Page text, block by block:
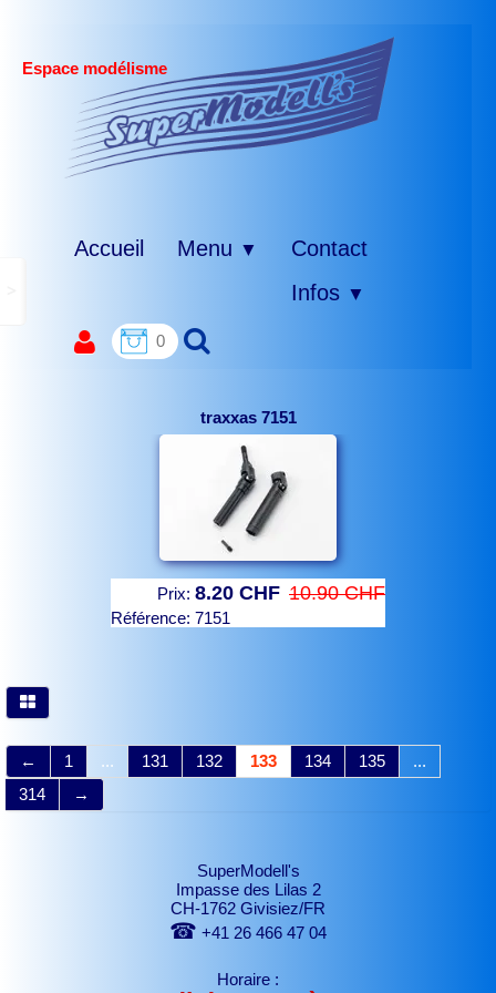
Espace modélisme
Accueil Menu ▼
Contact
Infos ▼
0
traxxas 7151
Prix: 8.20 CHF 10.90 CHF
Référence: 7151
← 1 ... 131 132 133 134 135
...
314
→
SuperModell's
Impasse des Lilas 2
CH-1762 Givisiez/FR
☎ +41 26 466 47 04
Horaire :